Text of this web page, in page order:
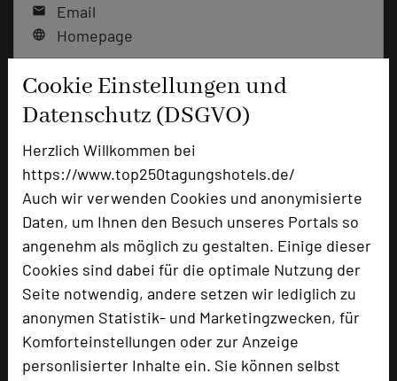
Cookie Einstellungen und
Datenschutz (DSGVO)
Herzlich Willkommen bei
https://www.top250tagungshotels.de/
Auch wir verwenden Cookies und anonymisierte
Daten, um Ihnen den Besuch unseres Portals so
angenehm als möglich zu gestalten. Einige dieser
Cookies sind dabei für die optimale Nutzung der
Seite notwendig, andere setzen wir lediglich zu
anonymen Statistik- und Marketingzwecken, für
Komforteinstellungen oder zur Anzeige
personlisierter Inhalte ein. Sie können selbst
mail Email
language Homepage
zur Tagungsanfrage hinzufügen
Bewertung
Tagungsplaner
Tagungsleiter
Hotel bewerten